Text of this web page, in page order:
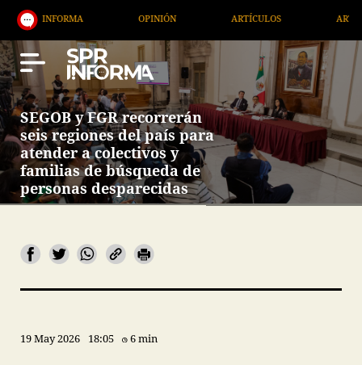
OPINIÓN ARTÍCULOS ARTE /
SEGOB y FGR recorrerán
seis regiones del país para
atender a colectivos y
familias de búsqueda de
personas desparecidas
19 May 2026 18:05 6 min